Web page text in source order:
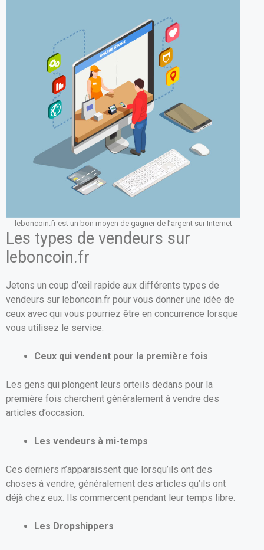
leboncoin.fr est un bon moyen de gagner de l’argent sur Internet
Les types de vendeurs sur
leboncoin.fr
Jetons un coup d’œil rapide aux différents types de
vendeurs sur leboncoin.fr pour vous donner une idée de
ceux avec qui vous pourriez être en concurrence lorsque
vous utilisez le service.
Ceux qui vendent pour la première fois
Les gens qui plongent leurs orteils dedans pour la
première fois cherchent généralement à vendre des
articles d’occasion.
Les vendeurs à mi-temps
Ces derniers n’apparaissent que lorsqu’ils ont des
choses à vendre, généralement des articles qu’ils ont
déjà chez eux. Ils commercent pendant leur temps libre.
Les Dropshippers